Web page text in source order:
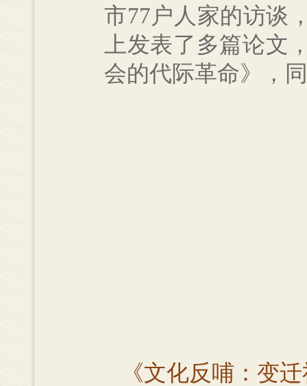
市77户人家的访谈
上发表了多篇论
会的代际革命》，
《文化反哺：变